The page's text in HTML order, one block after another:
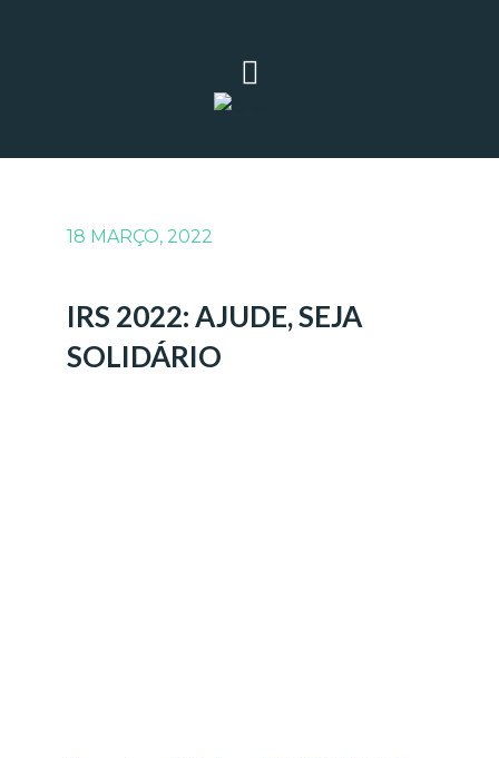
18 MARÇO, 2022
IRS 2022: AJUDE, SEJA
SOLIDÁRIO